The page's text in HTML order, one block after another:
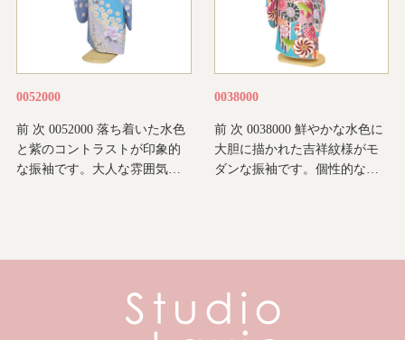
0052000
前 次 0052000 落ち着いた水色
と紫のコントラストが印象的
な振袖です。大人な雰囲気…
0038000
前 次 0038000 鮮やかな水色に
大胆に描かれた吉祥紋様がモ
ダンな振袖です。個性的な…